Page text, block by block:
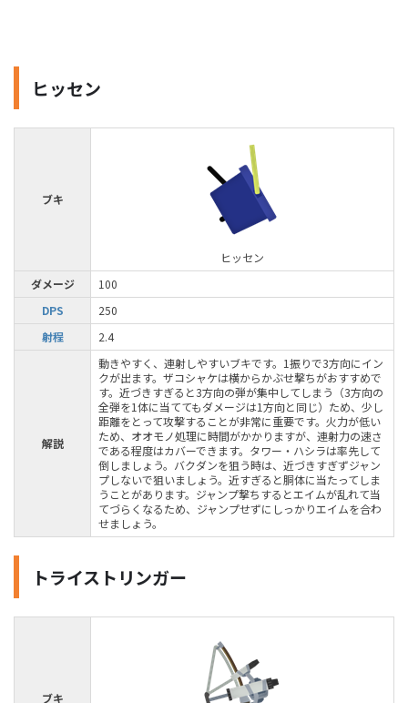
ヒッセン
ブキ
ヒッセン
ダメージ
100
DPS
250
射程
2.4
解説
動きやすく、連射しやすいブキです。1振りで3方向にイン
クが出ます。ザコシャケは横からかぶせ撃ちがおすすめで
す。近づきすぎると3方向の弾が集中してしまう（3方向の
全弾を1体に当ててもダメージは1方向と同じ）ため、少し
距離をとって攻撃することが非常に重要です。火力が低い
ため、オオモノ処理に時間がかかりますが、連射力の速さ
である程度はカバーできます。タワー・ハシラは率先して
倒しましょう。バクダンを狙う時は、近づきすぎずジャン
プしないで狙いましょう。近すぎると胴体に当たってしま
うことがあります。ジャンプ撃ちするとエイムが乱れて当
てづらくなるため、ジャンプせずにしっかりエイムを合わ
せましょう。
トライストリンガー
ブキ